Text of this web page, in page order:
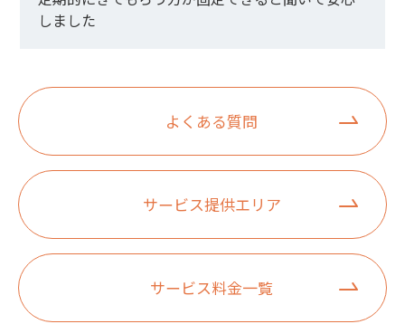
しました
よくある質問
サービス提供エリア
サービス料金一覧